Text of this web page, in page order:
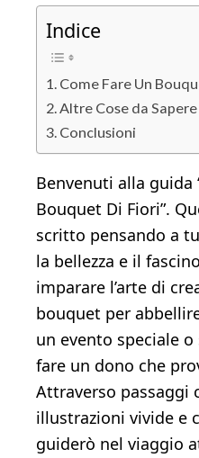
Indice
Come Fare Un
Altre Cose da Sapere
Conclusioni
Benvenuti alla guida
Bouquet Di Fiori”.
scritto pensando a
la bellezza e il
imparare l’arte di
bouquet per
un evento speciale
fare un dono che
Attraverso passaggi
illustrazioni vivide e
guiderò nel viaggio